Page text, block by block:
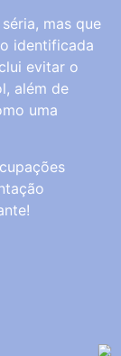
mas que
identificada
evitar o
além de
uma